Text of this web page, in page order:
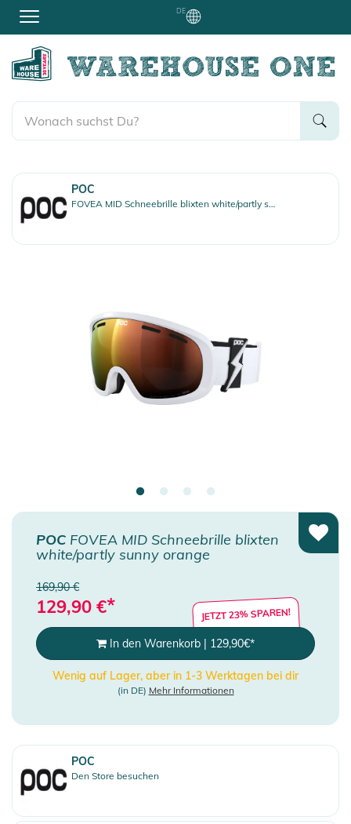
DE
POC
FOVEA MID Schneebrille blixten white/partly sunny orange
POC FOVEA MID Schneebrille blixten
white/partly sunny orange
169,90 €
129,90 €* JETZT 23% SPAREN!
In den Warenkorb | 129,90€*
Wenig auf Lager, aber in 1-3 Werktagen bei dir
(in DE) Mehr Informationen
POC
Den Store besuchen